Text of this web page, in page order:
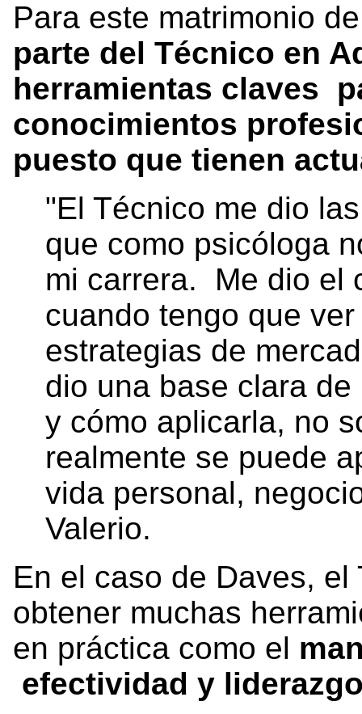
Para este matrimonio
parte del Técnico en
herramientas claves
conocimientos
puesto que tienen
"El Técnico me dio
que como psicóloga
mi carrera. Me dio el
cuando tengo que
estrategias de
dio una base clara
y cómo aplicarla, no
realmente se puede
vida personal,
Valerio.
En el caso de Daves,
obtener muchas
en práctica como el
efectividad y